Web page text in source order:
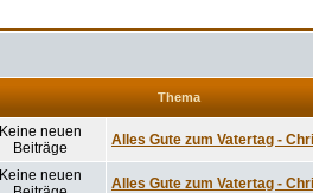
Thema
Alles Gute zum Vatertag -
Alles Gute zum Vatertag -